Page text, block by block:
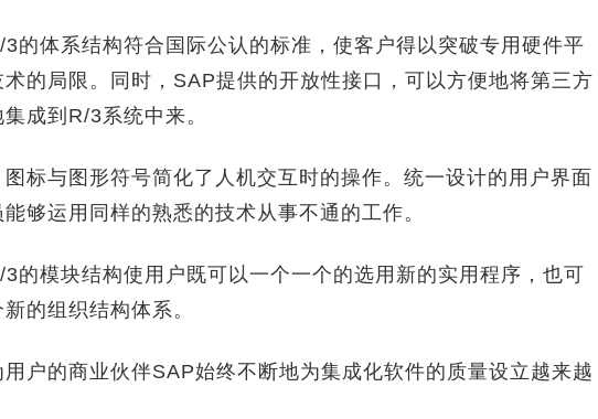
体系结构符合国际公认的标准，使客户得以突破专用硬件平
的局限。同时，SAP提供的开放性接口，可以方便地将第三方
成到R/3系统中来。
与图形符号简化了人机交互时的操作。统一设计的用户界面
够运用同样的熟悉的技术从事不通的工作。
模块结构使用户既可以一个一个的选用新的实用程序，也可
的组织结构体系。
的商业伙伴SAP始终不断地为集成化软件的质量设立越来越